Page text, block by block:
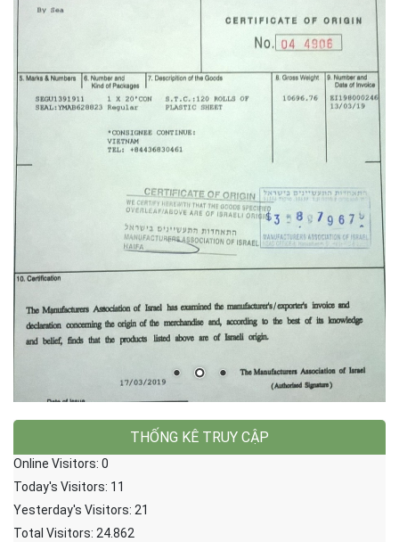
THỐNG KÊ TRUY CẬP
Online Visitors: 0
Today's Visitors: 11
Yesterday's Visitors: 21
Total Visitors: 24.862